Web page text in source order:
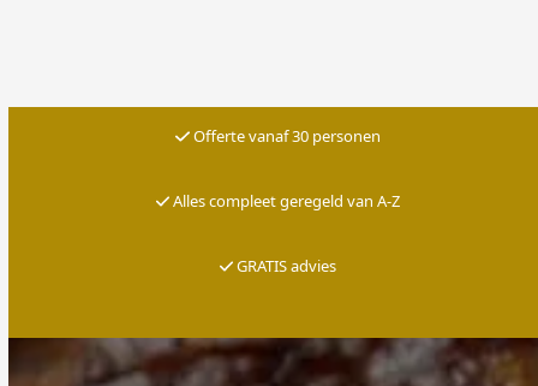
Offerte vanaf 30 personen
Alles compleet geregeld van A-Z
GRATIS advies